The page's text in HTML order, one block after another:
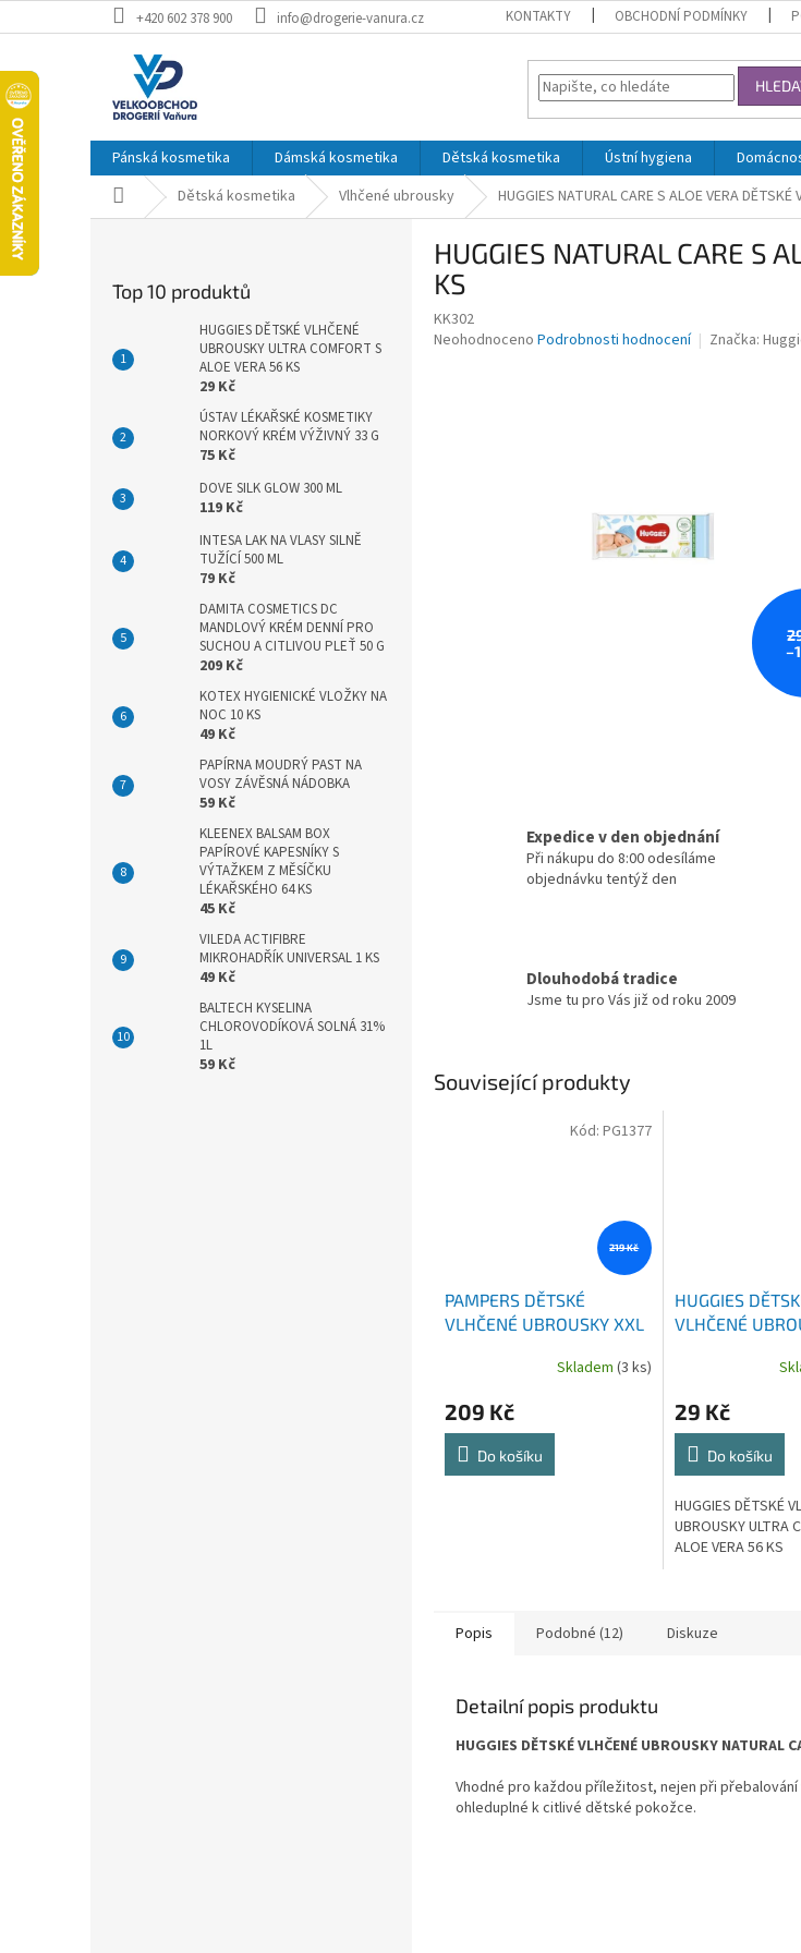
na
+420 602 378 900 info@drogerie-vanura.cz KONTAKTY OBCHODNÍ PODMÍNKY
Pánská kosmetika Dámská kosmetika Dětská kosmetika Ústní hygiena
Domů Dětská kosmetika Vlhčené ubrousky HUGGIES NATURAL CARE S ALOE VERA DĚTSKÉ
Top 10 produktů
HUGGIES DĚTSKÉ VLHČENÉ
UBROUSKY ULTRA COMFORT S
ALOE VERA 56 KS
29 Kč
ÚSTAV LÉKAŘSKÉ KOSMETIKY
NORKOVÝ KRÉM VÝŽIVNÝ 33 G
75 Kč
DOVE SILK GLOW 300 ML
119 Kč
INTESA LAK NA VLASY SILNĚ
TUŽÍCÍ 500 ML
79 Kč
DAMITA COSMETICS DC
MANDLOVÝ KRÉM DENNÍ PRO
SUCHOU A CITLIVOU PLEŤ 50 G
209 Kč
KOTEX HYGIENICKÉ VLOŽKY NA
NOC 10 KS
49 Kč
PAPÍRNA MOUDRÝ PAST NA
VOSY ZÁVĚSNÁ NÁDOBKA
59 Kč
KLEENEX BALSAM BOX
PAPÍROVÉ KAPESNÍKY S
VÝTAŽKEM Z MĚSÍČKU
LÉKAŘSKÉHO 64 KS
45 Kč
VILEDA ACTIFIBRE
MIKROHADŘÍK UNIVERSAL 1 KS
49 Kč
BALTECH KYSELINA
CHLOROVODÍKOVÁ SOLNÁ 31%
1L
59 Kč
HUGGIES NATURAL CARE S
KS
KK302
Průměrné
Neohodnoceno Podrobnosti hodnocení Značka:
Expedice v den objednání
Při nákupu do 8:00 odesíláme
objednávku tentýž den
Dlouhodobá tradice
Jsme tu pro Vás již od roku 2009
Související produkty
219 Kč
PAMPERS DĚTSKÉ
VLHČENÉ UBROUSKY XXL
Skladem (3 ks)
209 Kč
Do košíku
Kód: PG1377
HUGGIES
VLHČENÉ
29 Kč
Do košíku
HUGGIES DĚTSKÉ
UBROUSKY ULTRA
ALOE VERA 56 KS
Popis Podobné (12) Diskuze
Detailní popis produktu
HUGGIES DĚTSKÉ VLHČENÉ UBROUSKY NATURAL
Vhodné pro každou příležitost, nejen při
ohleduplné k citlivé dětské pokožce.